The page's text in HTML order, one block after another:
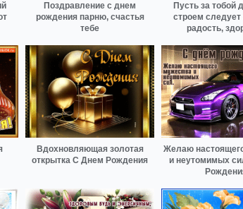
Поздравление с днем
рождения парню, счастья
тебе
Пусть за тобой
строем следует
радость,
Вдохновляющая золотая
открытка С Днем Рождения
Желаю
и неутомимых